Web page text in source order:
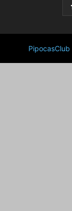
PipocasClub